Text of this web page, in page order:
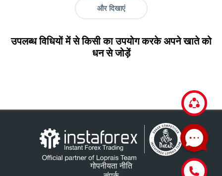
और दिखाएं
उपलब्ध विधियों में से किसी का उपयोग करके अपने खाते को
धन से जोड़ें
गोपनीयता नीति